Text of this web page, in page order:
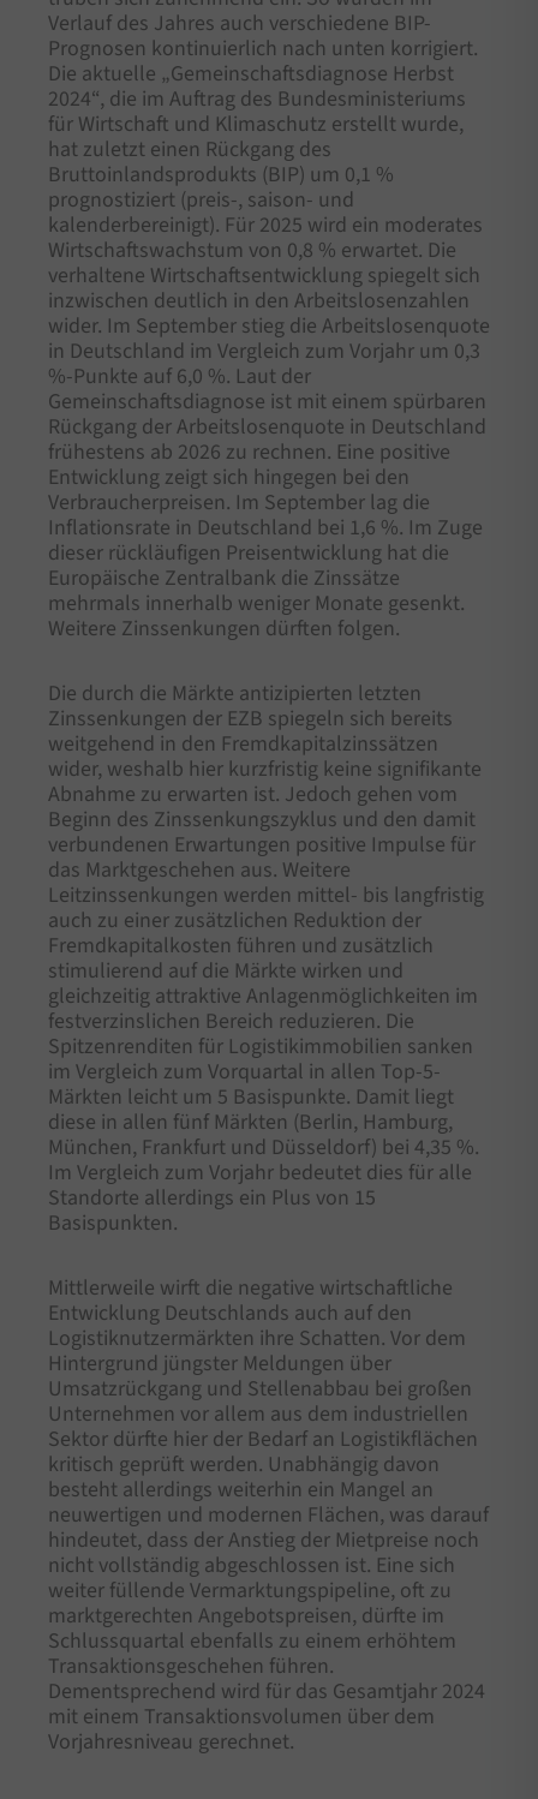
Verlauf des Jahres auch verschiedene BIP-
Prognosen kontinuierlich nach unten korrigiert.
Die aktuelle „Gemeinschaftsdiagnose Herbst
2024“, die im Auftrag des Bundesministeriums
für Wirtschaft und Klimaschutz erstellt wurde,
hat zuletzt einen Rückgang des
Bruttoinlandsprodukts (BIP) um 0,1 %
prognostiziert (preis-, saison- und
kalenderbereinigt). Für 2025 wird ein moderates
Wirtschaftswachstum von 0,8 % erwartet. Die
verhaltene Wirtschaftsentwicklung spiegelt sich
inzwischen deutlich in den Arbeitslosenzahlen
wider. Im September stieg die Arbeitslosenquote
in Deutschland im Vergleich zum Vorjahr um 0,3
%-Punkte auf 6,0 %. Laut der
Gemeinschaftsdiagnose ist mit einem spürbaren
Rückgang der Arbeitslosenquote in Deutschland
frühestens ab 2026 zu rechnen. Eine positive
Entwicklung zeigt sich hingegen bei den
Verbraucherpreisen. Im September lag die
Inflationsrate in Deutschland bei 1,6 %. Im Zuge
dieser rückläufigen Preisentwicklung hat die
Europäische Zentralbank die Zinssätze
mehrmals innerhalb weniger Monate gesenkt.
Weitere Zinssenkungen dürften folgen.
Die durch die Märkte antizipierten letzten
Zinssenkungen der EZB spiegeln sich bereits
weitgehend in den Fremdkapitalzinssätzen
wider, weshalb hier kurzfristig keine signifikante
Abnahme zu erwarten ist. Jedoch gehen vom
Beginn des Zinssenkungszyklus und den damit
verbundenen Erwartungen positive Impulse für
das Marktgeschehen aus. Weitere
Leitzinssenkungen werden mittel- bis langfristig
auch zu einer zusätzlichen Reduktion der
Fremdkapitalkosten führen und zusätzlich
stimulierend auf die Märkte wirken und
gleichzeitig attraktive Anlagenmöglichkeiten im
festverzinslichen Bereich reduzieren. Die
Spitzenrenditen für Logistikimmobilien sanken
im Vergleich zum Vorquartal in allen Top-5-
Märkten leicht um 5 Basispunkte. Damit liegt
diese in allen fünf Märkten (Berlin, Hamburg,
München, Frankfurt und Düsseldorf) bei 4,35 %.
Im Vergleich zum Vorjahr bedeutet dies für alle
Standorte allerdings ein Plus von 15
Basispunkten.
Mittlerweile wirft die negative wirtschaftliche
Entwicklung Deutschlands auch auf den
Logistiknutzermärkten ihre Schatten. Vor dem
Hintergrund jüngster Meldungen über
Umsatzrückgang und Stellenabbau bei großen
Unternehmen vor allem aus dem industriellen
Sektor dürfte hier der Bedarf an Logistikflächen
kritisch geprüft werden. Unabhängig davon
besteht allerdings weiterhin ein Mangel an
neuwertigen und modernen Flächen, was darauf
hindeutet, dass der Anstieg der Mietpreise noch
nicht vollständig abgeschlossen ist. Eine sich
weiter füllende Vermarktungspipeline, oft zu
marktgerechten Angebotspreisen, dürfte im
Schlussquartal ebenfalls zu einem erhöhtem
Transaktionsgeschehen führen.
Dementsprechend wird für das Gesamtjahr 2024
mit einem Transaktionsvolumen über dem
Vorjahresniveau gerechnet.